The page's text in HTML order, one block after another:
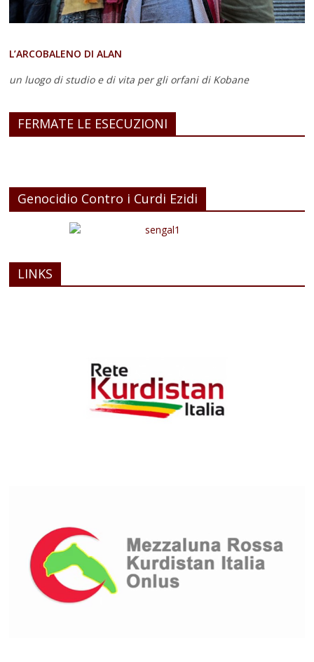
L’ARCOBALENO DI ALAN
un luogo di studio e di vita per gli orfani di Kobane
FERMATE LE ESECUZIONI
Genocidio Contro i Curdi Ezidi
LINKS